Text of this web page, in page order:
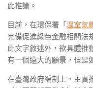
此推論。
目前，在環保署「 溫室氣
完備促進綠色金融相關法
此文字敘述外，欲具體推
有一個遠大的願景，但是
在臺灣政府編制上，主責